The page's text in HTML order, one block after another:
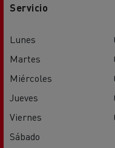
Servicio
Lunes
Martes
Miércoles
Jueves
Viernes
Sábado